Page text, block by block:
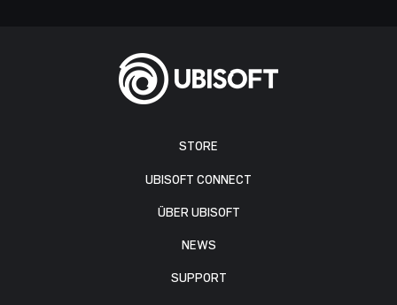
STORE
UBISOFT CONNECT
ÜBER UBISOFT
NEWS
SUPPORT